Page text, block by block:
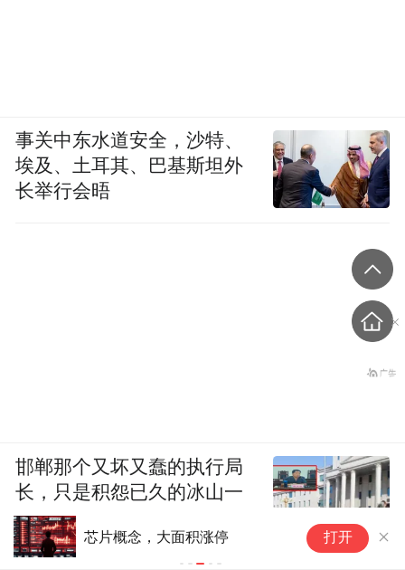
芯片概念，大面积涨停 打开
事关中东水道安全，沙特、
埃及、土耳其、巴基斯坦外
长举行会晤
邯郸那个又坏又蠢的执行局
长，只是积怨已久的冰山一
角
一句话法律干货